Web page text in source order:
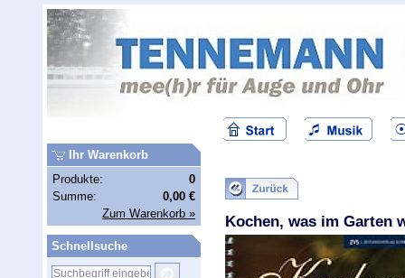
Ihr Warenkorb
Produkte:
0
Summe:
0,00 €
Zum Warenkorb »
Schnellsuche
Kochen, was im Garten